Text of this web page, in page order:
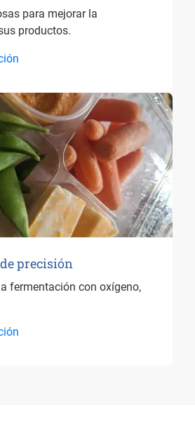
para mejorar la
productos.
precisión
fermentación con oxígeno,